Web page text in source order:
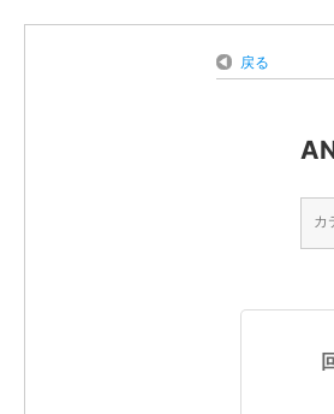
戻る
カ